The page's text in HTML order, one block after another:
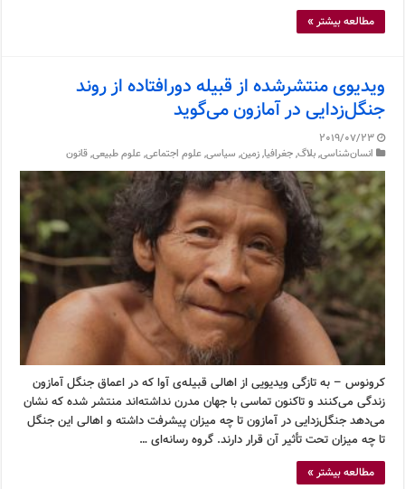
مطالعه بیشتر »
ویدیوی منتشرشده از قبیله دورافتاده‌ از روند
جنگل‌زدایی در آمازون می‌گوید
2019/07/23
انسان‌شناسی,بلاگ,جغرافیا,زمین, سیاسی,علوم اجتماعی,علوم طبیعی,قانون
کرونوس – به تازگی ویدیویی از اهالی قبیله‌ی آوا که در اعماق جنگل آمازون
زندگی می‌کنند و تاکنون تماسی با جهان مدرن نداشته‌اند منتشر شده که نشان
می‌دهد جنگل‌زدایی در آمازون تا چه میزان پیشرفت داشته و اهالی این جنگل
تا چه میزان تحت تأثیر آن قرار دارند. گروه رسانه‌ای …
مطالعه بیشتر »